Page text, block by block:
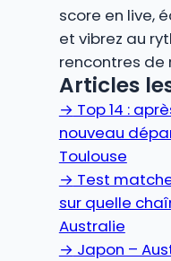
score en live,
et vibrez au
rencontres de
Articles
→ Top 14 :
nouveau
Toulouse
→ Test
sur quelle
Australie
→ Japon –